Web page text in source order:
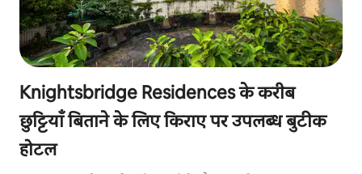
Knightsbridge Residences के करीब
छुट्टियाँ बिताने के लिए किराए पर उपलब्ध बुटीक
होटल